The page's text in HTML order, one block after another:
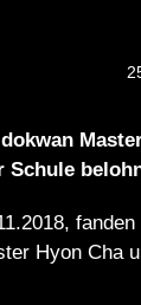
Schule
Hyon Cha